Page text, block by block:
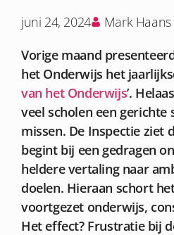
juni 24, 2024
Mark Haans
Vorige maand
het Onderwijs het
van het Onderwijs’.
veel scholen een gerichte
missen. De Inspectie ziet
begint bij een gedragen
heldere vertaling naar
doelen. Hieraan schort
voortgezet onderwijs,
Het effect? Frustratie bij